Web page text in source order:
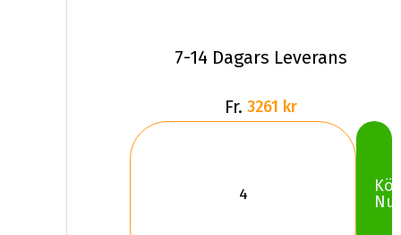
7-14 Dagars Leverans
Fr. 3261 kr
Nu